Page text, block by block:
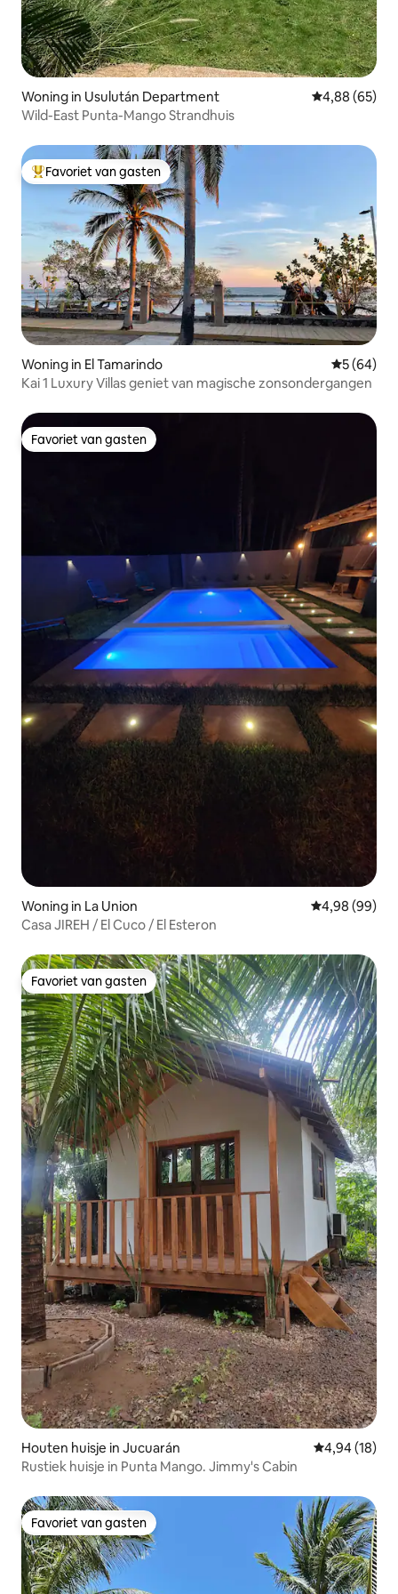
Woning in Usulután Department Gemiddelde
4,88 (65)
Wild-East Punta-Mango Strandhuis
Topfavoriet van gasten
Favoriet van gasten
Woning in El Tamarindo
5 (64)
Kai 1 Luxury Villas geniet van magische zonsondergangen
Favoriet van gasten
Favoriet van gasten
Woning in La Union Gemiddelde
4,98 (99)
Casa JIREH / El Cuco / El Esteron
Favoriet van gasten
Favoriet van gasten
Houten huisje in Jucuarán Gemiddelde
4,94 (18)
Rustiek huisje in Punta Mango. Jimmy's Cabin
Favoriet van gasten
Favoriet van gasten